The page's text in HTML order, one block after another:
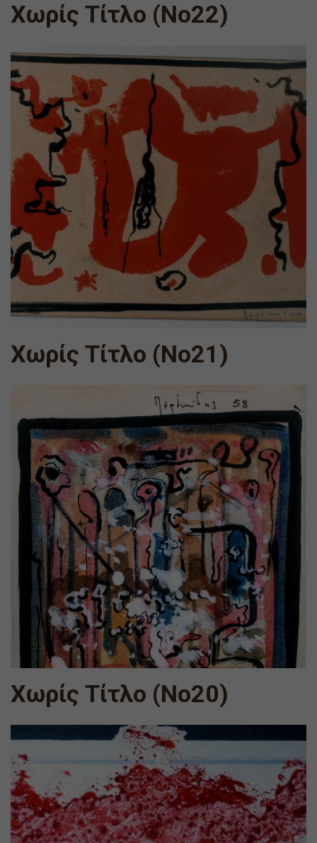
Χωρίς Τίτλο (Νο22)
Χωρίς Τίτλο (Νο21)
Χωρίς Τίτλο (Νο20)